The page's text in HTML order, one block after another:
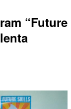
“Future